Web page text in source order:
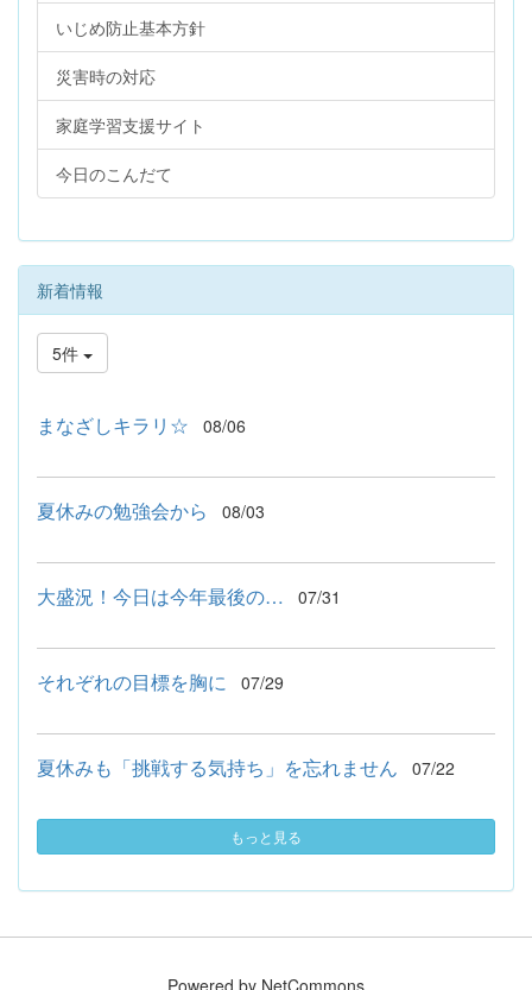
いじめ防止基本方針
災害時の対応
家庭学習支援サイト
今日のこんだて
新着情報
5件
まなざしキラリ☆ 08/06
夏休みの勉強会から 08/03
大盛況！今日は今年最後の… 07/31
それぞれの目標を胸に 07/29
夏休みも「挑戦する気持ち」を忘れません 07/22
もっと見る